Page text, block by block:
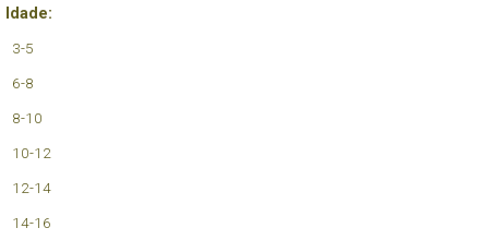
Idade:
3-5
6-8
8-10
10-12
12-14
14-16